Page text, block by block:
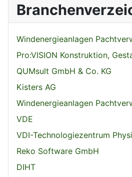
Windenergieanlagen
Pro:VISION Konstruktion,
QUMsult GmbH & Co. KG
Kisters AG
Windenergieanlagen
VDE
VDI-Technologiezentrum
Reko Software GmbH
DIHT